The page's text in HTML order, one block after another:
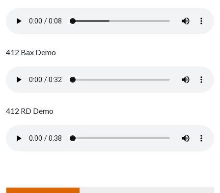
412 Bax Demo
412 RD Demo